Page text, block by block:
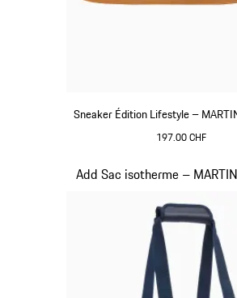
Sneaker Édition Lifestyle –
197.00 CHF
Add Sac isotherme –
Diapositive 16 sur 20